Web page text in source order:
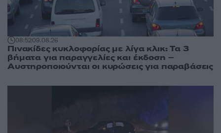
08:5209.08.26
Πινακίδες κυκλοφορίας με λίγα κλικ: Τα 3
βήματα για παραγγελίες και έκδοση –
Αυστηροποιούνται οι κυρώσεις για παραβάσεις